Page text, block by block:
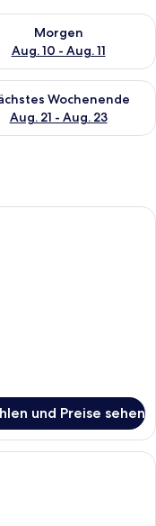
Aug. 9 - Aug.
Morgen
Aug. 10 - Aug. 11
die Verfügbarkeit
Aug. 14
Wochenende
Aug. 21 - Aug. 23
die Verfügbarkeit
Doppelzimmer | Minibar,
und Preise sehen
Schlafzimmer mit